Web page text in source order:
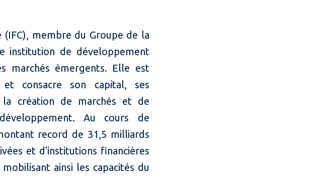
membre du Groupe de la
institution de développement
marchés émergents. Elle est
consacre son capital, ses
création de marchés et de
Au cours de
record de 31,5 milliards
et d'institutions financières
ainsi les capacités du